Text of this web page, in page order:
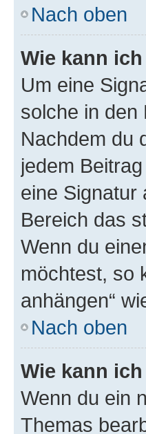
Nach oben
Wie kann
Um eine
solche in den
Nachdem du
jedem
eine Signatur
Bereich das
Wenn du
möchtest, so
anhängen“
Nach oben
Wie kann
Wenn du ein
Themas